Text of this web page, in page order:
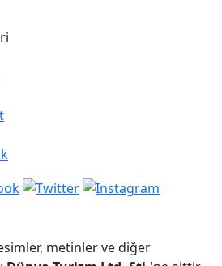
metinler ve diğer